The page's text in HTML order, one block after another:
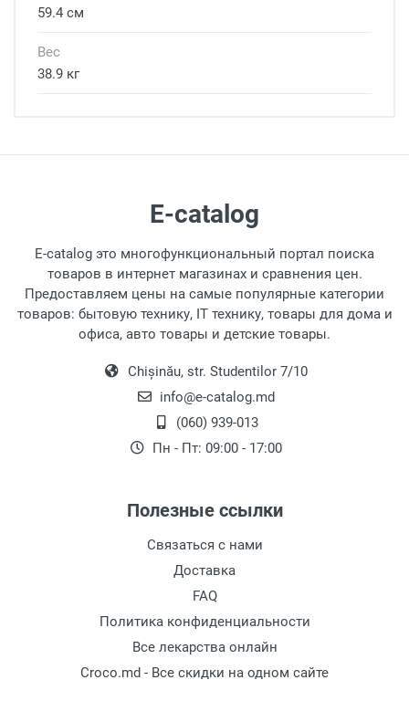
59.4 см
Вес
38.9 кг
Оценка
Отправить
E-catalog
E-catalog это многофункциональный портал поиска
товаров в интернет магазинах и сравнения цен.
Предоставляем цены на самые популярные категории
товаров: бытовую технику, IT технику, товары для дома и
офиса, авто товары и детские товары.
Chișinău, str. Studentilor 7/10
info@e-catalog.md
(060) 939-013
Пн - Пт: 09:00 - 17:00
Полезные ссылки
Связаться с нами
Доставка
FAQ
Политика конфиденциальности
Все лекарства онлайн
Croco.md - Все скидки на одном сайте